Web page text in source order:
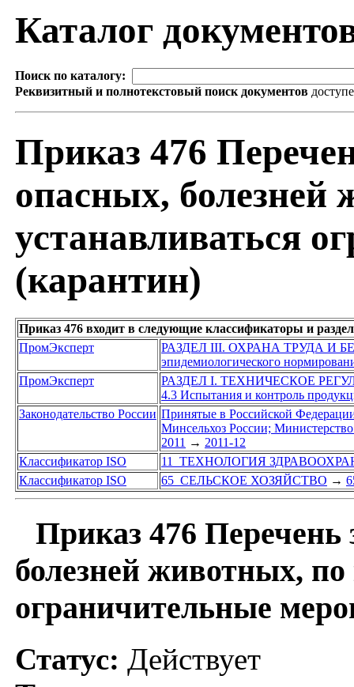
Каталог
Поиск по каталогу:
Реквизитный и полнотекстовый поиск документов
Приказ 476
опасных,
устанавливаться
(карантин)
Приказ 476 входит в следующие классификаторы и
ПромЭксперт
РАЗДЕЛ III. ОХРАНА ТРУДА И
эпидемиологического
ПромЭксперт
РАЗДЕЛ I. ТЕХНИЧЕСКОЕ
4.3 Испытания и контроль
Законодательство России Принятые в Российской
Минсельхоз России;
2011 → 2011-12
Классификатор ISO
11 ТЕХНОЛОГИЯ
Классификатор ISO
65 СЕЛЬСКОЕ ХОЗЯЙСТВО →
Приказ 476 Перечень
болезней животных,
ограничительные
Статус: Действует